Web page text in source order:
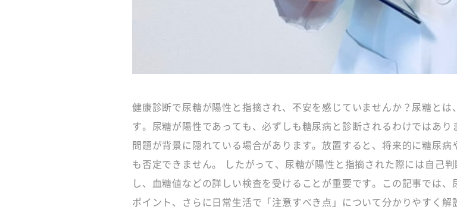
健康診断で尿糖が陽性と指摘され、不安を感じていませんか？尿糖と
す。尿糖が陽性であっても、必ずしも糖尿病と診断されるわけではあ
問題が背景に隠れている場合があります。放置すると、将来的に糖尿
も否定できません。 したがって、尿糖が陽性と指摘された際には自己
し、血糖値などの詳しい検査を受けることが重要です。この記事では
ポイント、さらに日常生活で「注意すべき点」について分かりやすく解